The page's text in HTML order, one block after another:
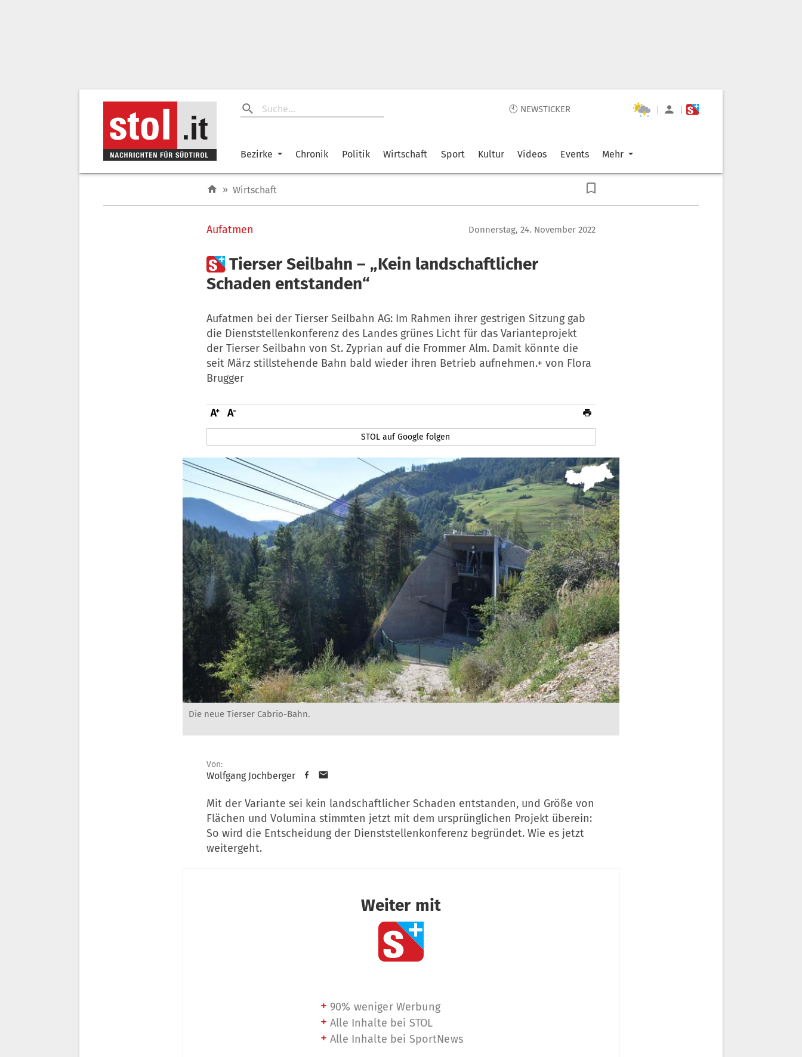
🕙 NEWSTICKER | |
Bezirke Chronik Politik Wirtschaft Sport Kultur Videos Events Mehr
» Wirtschaft
Aufatmen Donnerstag, 24. November 2022
Tierser Seilbahn – „Kein landschaftlicher
Schaden entstanden“
Aufatmen bei der Tierser Seilbahn AG: Im Rahmen ihrer gestrigen Sitzung gab
die Dienststellenkonferenz des Landes grünes Licht für das Varianteprojekt
der Tierser Seilbahn von St. Zyprian auf die Frommer Alm. Damit könnte die
seit März stillstehende Bahn bald wieder ihren Betrieb aufnehmen.+ von Flora
Brugger
STOL auf Google folgen
Die neue Tierser Cabrio-Bahn.
Von:
Wolfgang Jochberger
Mit der Variante sei kein landschaftlicher Schaden entstanden, und Größe von
Flächen und Volumina stimmten jetzt mit dem ursprünglichen Projekt überein:
So wird die Entscheidung der Dienststellenkonferenz begründet. Wie es jetzt
weitergeht.